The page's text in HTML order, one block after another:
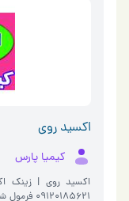
اکسید روی
کیمیا پارس